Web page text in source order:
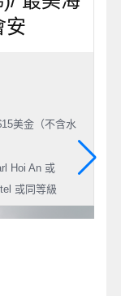
安
美金（不含水
Hoi An 或
或同等級